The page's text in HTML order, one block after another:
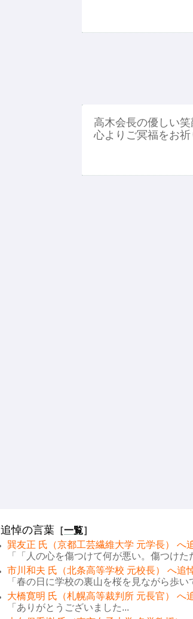
高木会長の優しい笑
心よりご冥福をお祈
追悼の言葉 ［一覧］
巽友正 氏（京都工芸繊維大学 元学長） へ
「「人の心を傷つけて何が悪い。傷つけた
市川和夫 氏（北条高等学校 元校長） へ追
「春の日に学校の裏山を桜を見ながら歩い
大橋寛明 氏（札幌高等裁判所 元長官） へ
「ありがとうございました...